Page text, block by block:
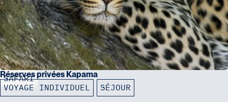
SAFARI
Réserves privées Kapama
VOYAGE INDIVIDUEL SÉJOUR